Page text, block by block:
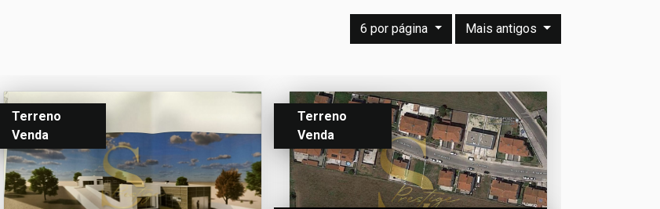
6 por página Mais antigos
Terreno
Venda
Terreno
Venda